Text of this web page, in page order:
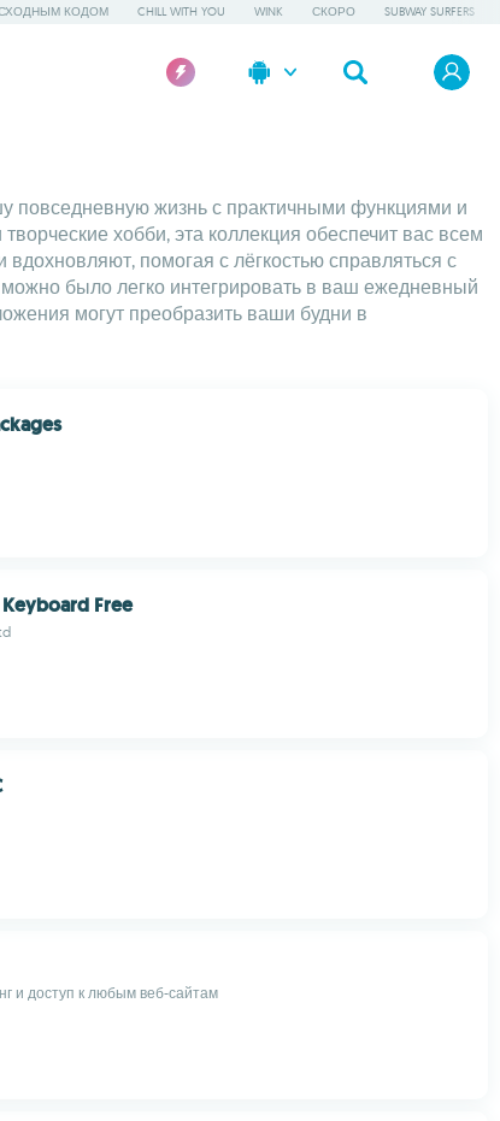
КОДОМ CHILL WITH YOU WINK СКОРО SUBWAY SURFERS
повседневную жизнь с практичными функциями и
хобби, эта коллекция обеспечит вас всем
помогая с лёгкостью справляться с
было легко интегрировать в ваш ежедневный
могут преобразить ваши будни в
Keyboard Free
и доступ к любым веб-сайтам